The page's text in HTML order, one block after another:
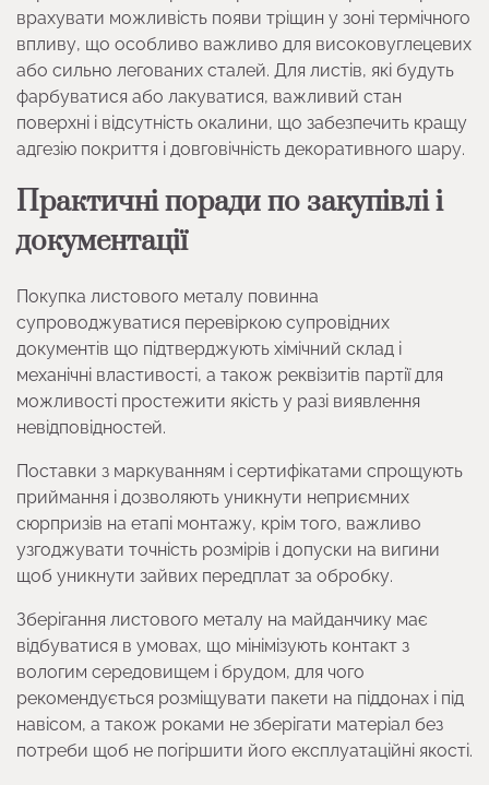
врахувати можливість появи тріщин у зоні термічного
впливу, що особливо важливо для високовуглецевих
або сильно легованих сталей. Для листів, які будуть
фарбуватися або лакуватися, важливий стан
поверхні і відсутність окалини, що забезпечить кращу
адгезію покриття і довговічність декоративного шару.
Практичні поради по закупівлі і
документації
Покупка листового металу повинна
супроводжуватися перевіркою супровідних
документів що підтверджують хімічний склад і
механічні властивості, а також реквізитів партії для
можливості простежити якість у разі виявлення
невідповідностей.
Поставки з маркуванням і сертифікатами спрощують
приймання і дозволяють уникнути неприємних
сюрпризів на етапі монтажу, крім того, важливо
узгоджувати точність розмірів і допуски на вигини
щоб уникнути зайвих передплат за обробку.
Зберігання листового металу на майданчику має
відбуватися в умовах, що мінімізують контакт з
вологим середовищем і брудом, для чого
рекомендується розміщувати пакети на піддонах і під
навісом, а також роками не зберігати матеріал без
потреби щоб не погіршити його експлуатаційні якості.